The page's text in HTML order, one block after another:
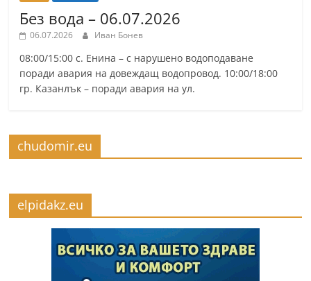
Без вода – 06.07.2026
06.07.2026 Иван Бонев
08:00/15:00 с. Енина – с нарушено водоподаване
поради авария на довеждащ водопровод. 10:00/18:00
гр. Казанлък – поради авария на ул.
chudomir.eu
elpidakz.eu